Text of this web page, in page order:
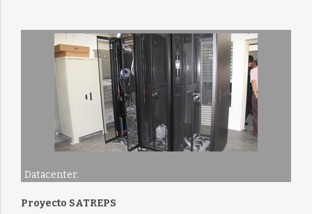
Datacenter.
Proyecto SATREPS